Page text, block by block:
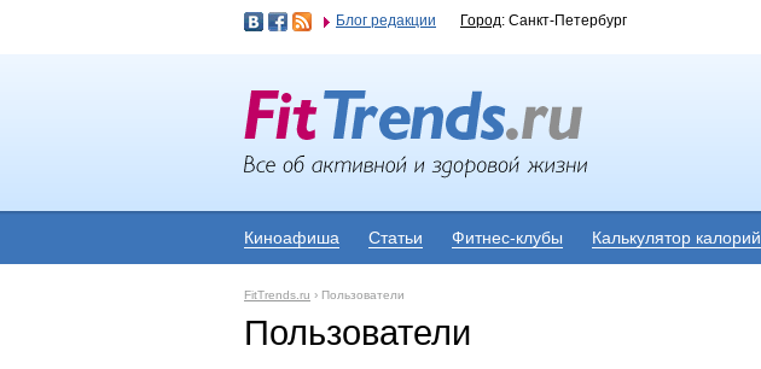
Блог редакции Город: Санкт-Петербург
Киноафиша Статьи Фитнес-клубы Калькулятор калорий
FitTrends.ru › Пользователи
Пользователи